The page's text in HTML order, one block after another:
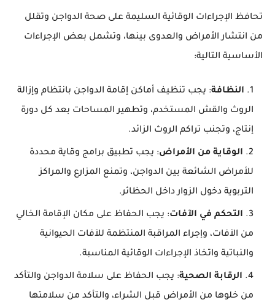
تحافظ الإجراءات الوقائية السليمة على صحة الدواجن وتقلل
من انتشار الأمراض والعدوى بينها، وتشمل بعض الإجراءات
الأساسية التالية:
النظافة: يجب تنظيف أماكن إقامة الدواجن بانتظام وإزالة
الروث والقش المستخدم، وتطهير المساحات بعد كل دورة
إنتاج، وتجنب تراكم الروث الزائد.
الوقاية من الأمراض: يجب تطبيق برامج وقاية محددة
للأمراض الشائعة بين الدواجن، وتمنع المزارع والمراكز
التربوية دخول الزوار داخل الحظائر.
التحكم في الآفات: يجب الحفاظ على مكان الإقامة الخالي
من الآفات، وإجراء المراقبة المنتظمة للآفات الحيوانية
والنباتية واتخاذ الإجراءات الوقائية المناسبة.
الرقابة الصحية: يجب الحفاظ على سلامة الدواجن والتأكد
من خلوها من الأمراض قبل الشراء، والتأكد من سلامتها